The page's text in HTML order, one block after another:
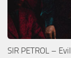
SIR PETROL –